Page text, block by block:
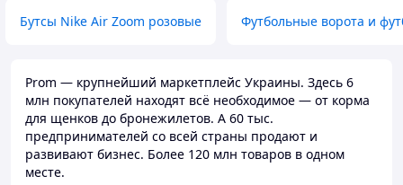
Бутсы Nike Air Zoom розовые Футбольные ворота и
Prom — крупнейший маркетплейс Украины. Здесь 6
млн покупателей находят всё необходимое — от корма
для щенков до бронежилетов. А 60 тыс.
предпринимателей со всей страны продают и
развивают бизнес. Более 120 млн товаров в одном
месте.